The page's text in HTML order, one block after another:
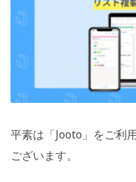
平素は「Jooto」をご利
ございます。